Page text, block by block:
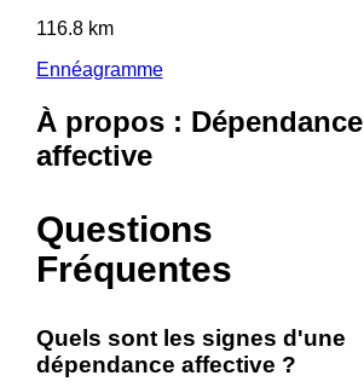
116.8 km
Ennéagramme
À propos : Dépendance
affective
Questions
Fréquentes
Quels sont les signes d'une
dépendance affective ?